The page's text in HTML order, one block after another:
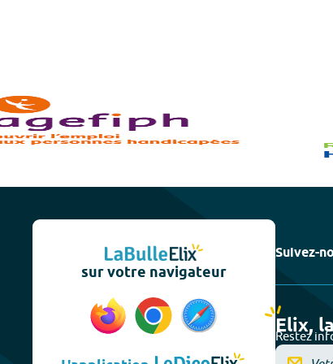
sur votre navigateur
Suivez-
Elix,
Restez